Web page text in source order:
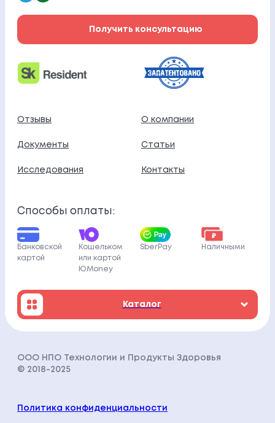
Получить консультацию
Отзывы О компании
Документы Статьи
Исследования Контакты
Способы оплаты:
Банковской
картой
Кошельком
или картой
ЮMoney
SberPay Наличными
Каталог
ООО НПО Технологии и Продукты Здоровья
© 2018-2025
Политика конфиденциальности